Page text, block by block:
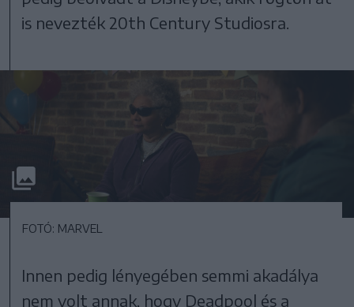
is nevezték 20th Century Studiosra.
FOTÓ: MARVEL
Innen pedig lényegében semmi akadálya
nem volt annak, hogy Deadpool és a